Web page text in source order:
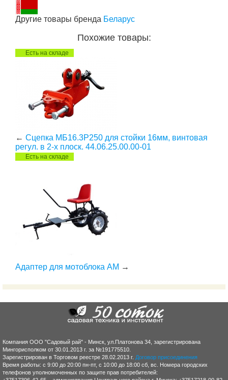
Другие товары бренда Беларус
Похожие товары:
Есть на складе
← Сцепка МБ16.3Р250 для стойки 16мм, винтовая
регул. в 2-х плоск. 44.06.25.00.00-01
Есть на складе
Адаптер для мотоблока АМ →
Компания ООО "Садовый рай" - Минск, ул.Платонова 34, зарегистрирована
Мингорисполком от 30.01.2013 г. за №191775510.
Зарегистрирован в Торговом реестре 28.02.2013 г. Договор присоединения
Время работы: с 9:00 до 20:00 пн-пт, с 10:00 до 18:00 сб, вс. Номера городских
телефонов уполномоченных по защите прав потребителей: